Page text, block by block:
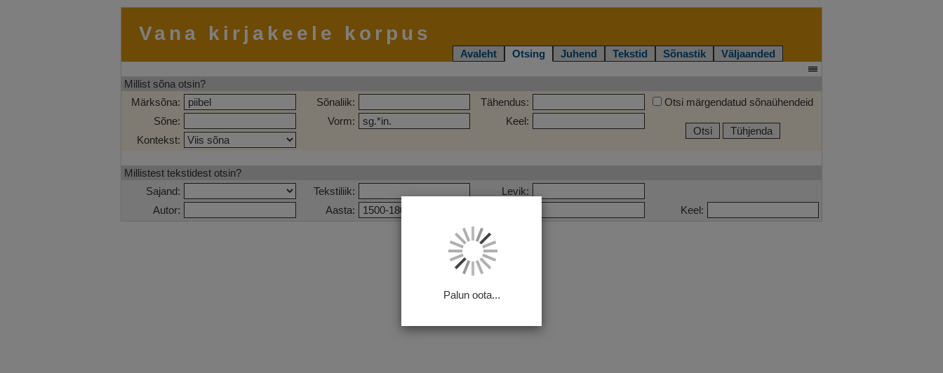
Vana kirjakeele korpus
Avaleht Otsing Juhend Tekstid Sõnastik Väljaanded
Millist sõna otsin?
Märksõna:
Sõnaliik:
Tähendus:
Sõne:
Vorm:
Keel:
Kontekst:
Otsi märgendatud sõnaühendeid
Otsi Tühjenda
Millistest tekstidest otsin?
Sajand:
Tekstiliik:
Levik:
Autor:
Aasta: Keel:
Palun oota...